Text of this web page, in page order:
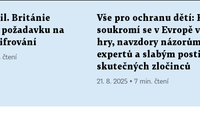
Británie
na
čtení
Vše pro ochranu dětí:
soukromí se v Evropě
hry, navzdory
expertů a slabým
skutečných zločinců
21. 8. 2025 ▪ 7 min. čtení